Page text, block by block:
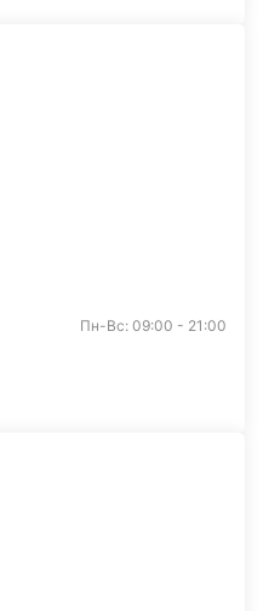
Пн-Вс: 09:00 - 21:00